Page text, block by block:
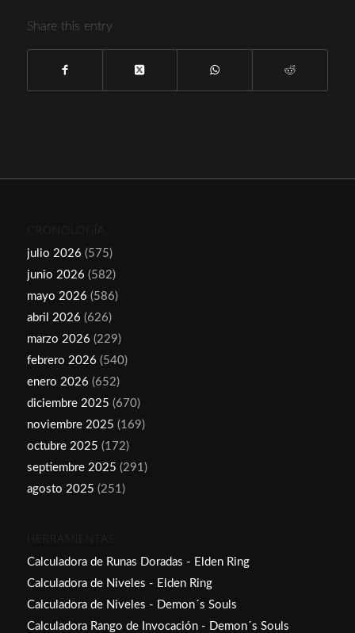
Share this entry
CRONOLOGÍA
julio 2026 (575)
junio 2026 (582)
mayo 2026 (586)
abril 2026 (626)
marzo 2026 (229)
febrero 2026 (540)
enero 2026 (652)
diciembre 2025 (670)
noviembre 2025 (169)
octubre 2025 (172)
septiembre 2025 (291)
agosto 2025 (251)
HERRAMIENTAS
Calculadora de Runas Doradas - Elden Ring
Calculadora de Niveles - Elden Ring
Calculadora de Niveles - Demon´s Souls
Calculadora Rango de Invocación - Demon´s Souls